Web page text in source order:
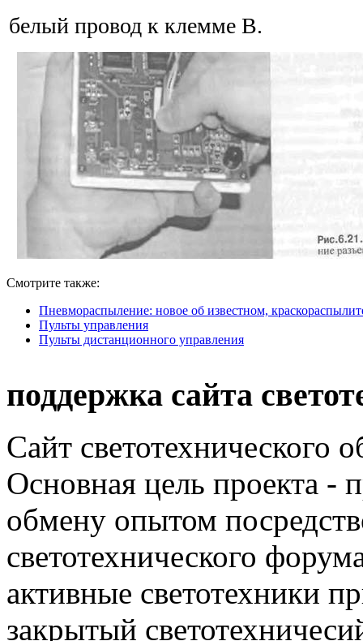
белый провод к клемме В.
Смотрите также:
Пневмораспыление: новое об известном,
Пульты управления
Пульты дистанционного управления
поддержка сайта
Сайт светотехнического
Основная цель проекта -
обмену опытом
светотехнического
активные светотехники
закрытый